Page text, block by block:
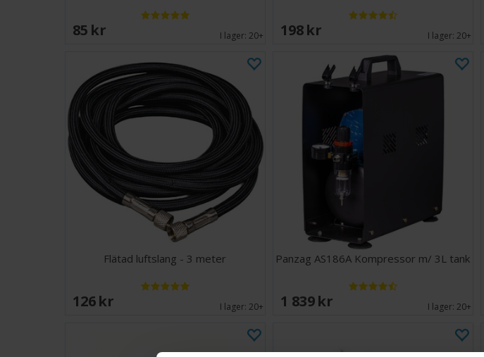
85 SEK I lager:20+ 198 SEK I lager:20+
Flätad luftslang - 3 meter
126 SEK I lager:20+
Panzag AS186A Kompressor m/ 3L tank
1 839 SEK I lager:20+